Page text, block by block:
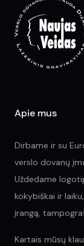
Apie mus
Dirbame ir su
verslo dovanų
Uždedame
kokybiškai ir
įrangą,
Kartais mūsų